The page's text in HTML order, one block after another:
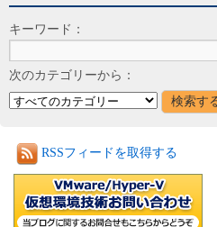
キーワード：
次のカテゴリーから：
RSSフィードを取得する